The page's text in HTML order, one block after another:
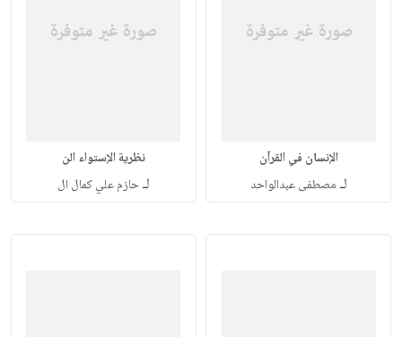
الإنسان في القرآن
لـ مصطفى عبدالواحد
نظرية الإستواء الن
لـحازم علي كمال ال